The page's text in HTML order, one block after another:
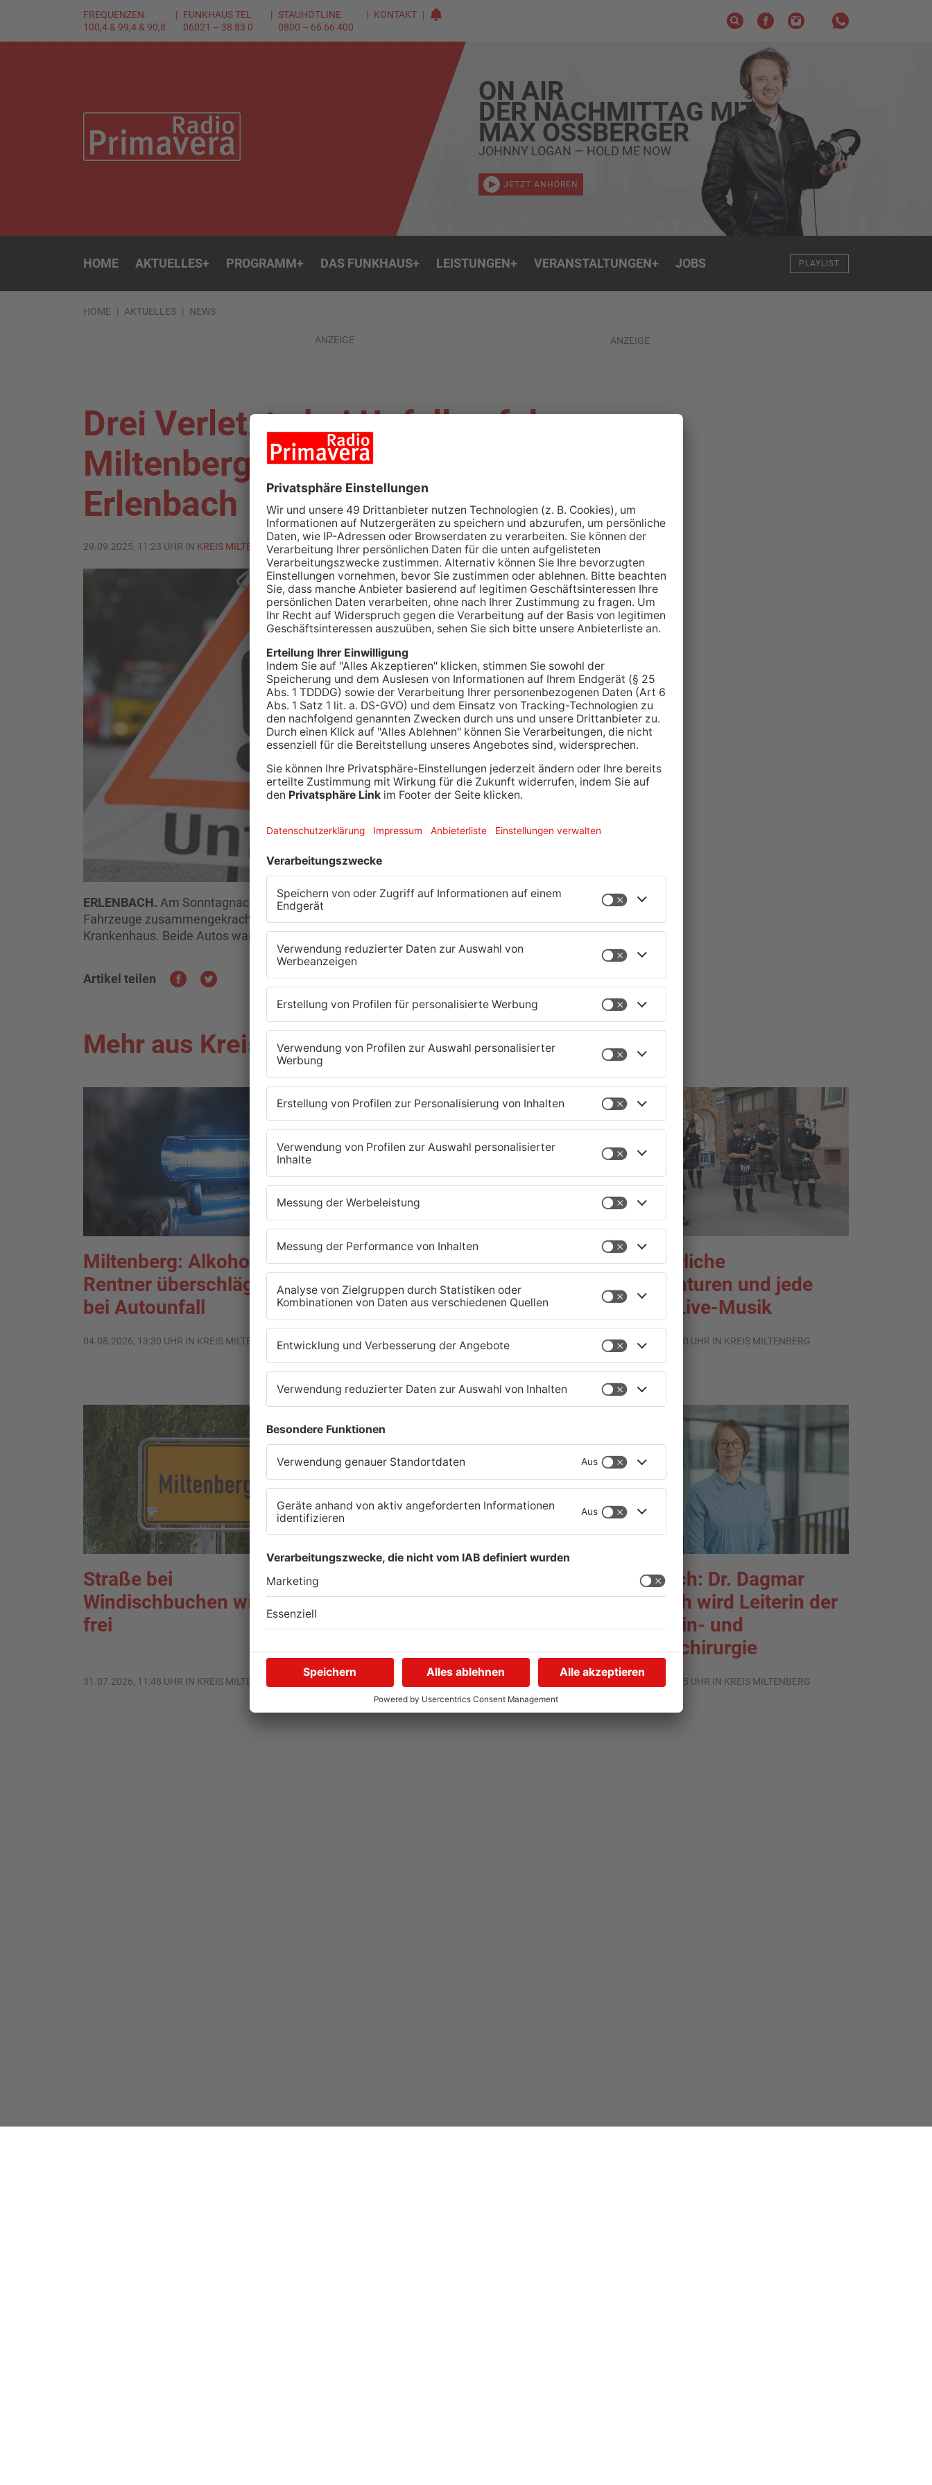
FREQUENZEN:
100,4 & 99,4 & 90,8
FUNKHAUS TEL
06021 – 38 83 0
STAUHOTLINE
0800 – 66 66 400
KONTAKT
ON AIR
DER NACHMITTAG MIT
MAX OSSBERGER
JOHNNY LOGAN — HOLD ME NOW
JETZT ANHÖREN
HOME AKTUELLES+ PROGRAMM+ DAS FUNKHAUS+ LEISTUNGEN+ VERANSTALTUNGEN+ JOBS PLAYLIST
HOME AKTUELLES NEWS
ANZEIGE
Drei Verletzte bei Unfall auf der
Miltenberger Straße bei
Erlenbach
29.09.2025, 11:23 UHR IN KREIS MILTENBERG
ERLENBACH. Am Sonntagnachmittag sind auf der Miltenberger Straße bei Erlenbach zwei
Fahrzeuge zusammengekracht. Dabei wurden drei Menschen verletzt und kamen ins
Krankenhaus. Beide Autos waren nach dem Zusammenprall nur noch Schrott.
Artikel teilen
ANZEIGE
Mehr aus Kreis Miltenberg
Miltenberg: Alkoholisierter
Rentner überschlägt sich
bei Autounfall
04.08.2026, 13:30 UHR IN KREIS MILTENBERG
Zustand des Faulbacher
Gemeindewaldes soll
erfasst werden
04.08.2026, 06:33 UHR IN KREIS MILTENBERG
Sommerliche
Temperaturen und jede
Menge Live-Musik
01.08.2026, 21:20 UHR IN KREIS MILTENBERG
Straße bei
Windischbuchen wieder
frei
31.07.2026, 11:48 UHR IN KREIS MILTENBERG
Promille in Eichenbühl
gestoppt
Erlenbach: Dr. Dagmar
Sohlbach wird Leiterin der
Allgemein- und
Viszeralchirurgie
31.07.2026, 11:35 UHR IN KREIS MILTENBERG